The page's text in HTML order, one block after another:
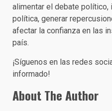
alimentar el debate político,
política, generar
afectar la confianza en las
país.
¡Síguenos en las redes
informado!
About The Author